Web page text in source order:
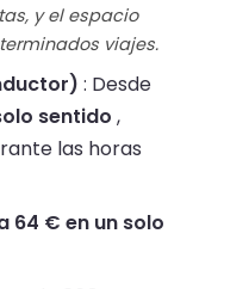
y el espacio
viajes.
: Desde
sentido ,
las horas
64 € en un solo